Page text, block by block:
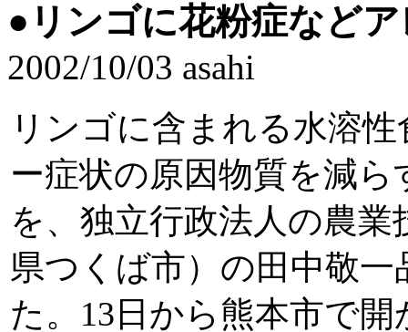
● リンゴに花粉症など
2002/10/03 asahi
リンゴに含まれる水溶
ー症状の原因物質を減
を、独立行政法人の農
県つくば市）の田中敬
た。13日から熊本市で